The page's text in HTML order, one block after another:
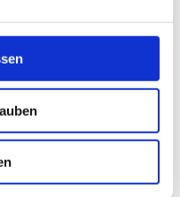
durch dasSchloss Weinberg
durch die gesamte
zählen die
des 45 Meter
Mühlviertels.